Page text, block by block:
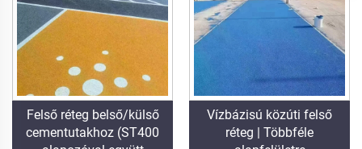
Felső réteg belső/külső
cementutakhoz (ST400
Vízbázisú közúti felső
réteg | Többféle